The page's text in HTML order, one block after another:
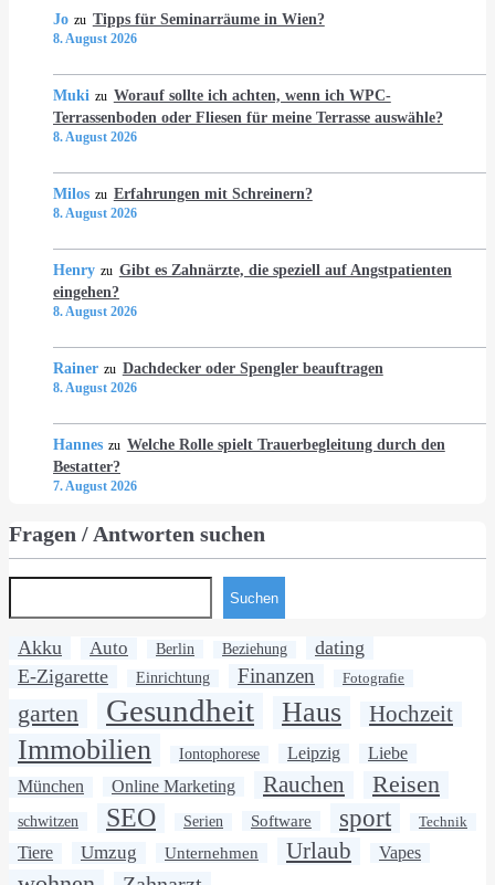
Jo zu Tipps für Seminarräume in Wien?
8. August 2026
Muki zu Worauf sollte ich achten, wenn ich WPC-
Terrassenboden oder Fliesen für meine Terrasse auswähle?
8. August 2026
Milos zu Erfahrungen mit Schreinern?
8. August 2026
Henry zu Gibt es Zahnärzte, die speziell auf Angstpatienten
eingehen?
8. August 2026
Rainer zu Dachdecker oder Spengler beauftragen
8. August 2026
Hannes zu Welche Rolle spielt Trauerbegleitung durch den
Bestatter?
7. August 2026
Fragen / Antworten suchen
Suchen
Akku Auto Berlin Beziehung
dating
E-Zigarette
Einrichtung Finanzen Fotografie
garten Gesundheit Haus Hochzeit
Immobilien Iontophorese Leipzig Liebe
München Online Marketing Rauchen Reisen
schwitzen SEO Serien Software sport Technik
Tiere Umzug Unternehmen Urlaub Vapes